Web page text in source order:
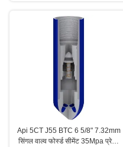
Api 5CT J55 BTC 6 5/8" 7.32mm
सिंगल वाल्व फोर्स्ड सीमेंट 35Mpa प्रेशर